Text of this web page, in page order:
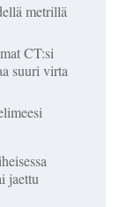
metrillä
CT:si
suuri virta
jaettu